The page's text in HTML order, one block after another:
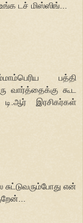
டச் மிஸ்ஸிங்...
பத்தி
வார்த்தைக்கு கூட
இரசிகர்கள்
என்